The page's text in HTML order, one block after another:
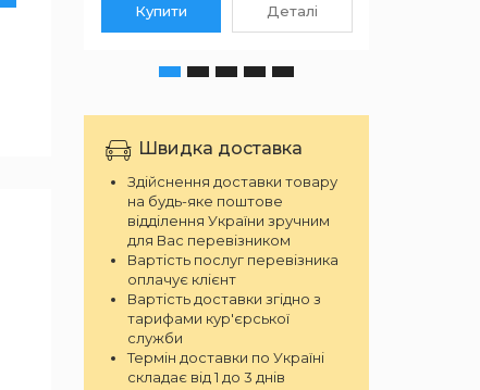
Купити Деталі
Швидка доставка
Здійснення доставки товару
на будь-яке поштове
відділення України зручним
для Вас перевізником
Вартість послуг перевізника
оплачує клієнт
Вартість доставки згідно з
тарифами кур'єрської
служби
Термін доставки по Україні
складає від 1 до 3 днів